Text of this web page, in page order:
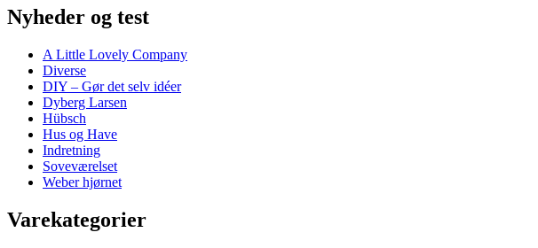
Nyheder og test
A Little Lovely Company
Diverse
DIY – Gør det selv idéer
Dyberg Larsen
Hübsch
Hus og Have
Indretning
Soveværelset
Weber hjørnet
Varekategorier